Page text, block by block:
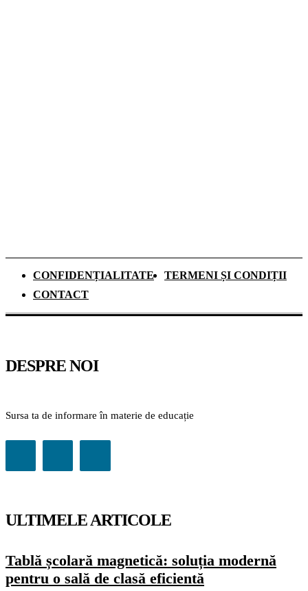
CONFIDENȚIALITATE
TERMENI ȘI CONDIȚII
CONTACT
DESPRE NOI
Sursa ta de informare în materie de educație
ULTIMELE ARTICOLE
Tablă școlară magnetică: soluția modernă
pentru o sală de clasă eficientă